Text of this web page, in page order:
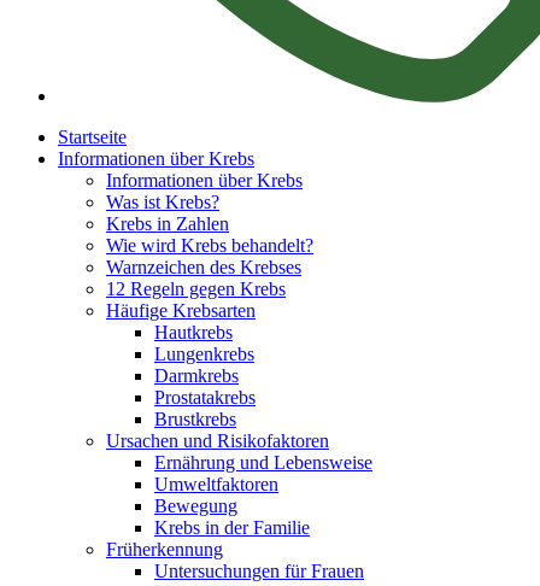
Startseite
Informationen über Krebs
Informationen über Krebs
Was ist Krebs?
Krebs in Zahlen
Wie wird Krebs behandelt?
Warnzeichen des Krebses
12 Regeln gegen Krebs
Häufige Krebsarten
Hautkrebs
Lungenkrebs
Darmkrebs
Prostatakrebs
Brustkrebs
Ursachen und Risikofaktoren
Ernährung und Lebensweise
Umweltfaktoren
Bewegung
Krebs in der Familie
Früherkennung
Untersuchungen für Frauen